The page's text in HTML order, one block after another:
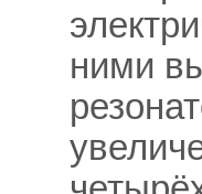
ними